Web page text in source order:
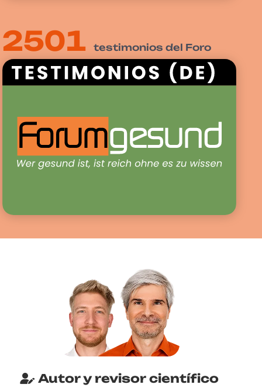
2506 testimonios del Foro
Autor y revisor científico